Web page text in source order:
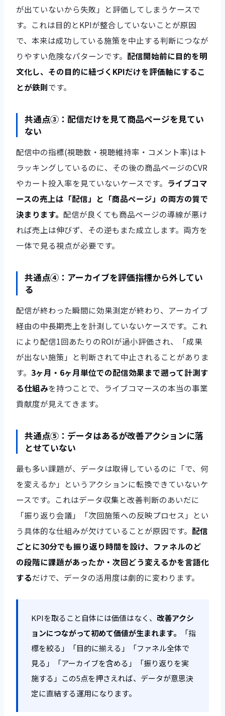
が出ていないから失敗」と評価してしまうケースで
す。これは目的とKPIが整合していないことが原因
で、本来は成功している施策を中止する判断につなが
りやすい危険なパターンです。 配信開始前に目的を明
文化し、その目的に紐づくKPIだけを評価軸にするこ
とが鉄則です。
共通点③：配信だけを見て商品ページを見てい
ない
配信中の指標(視聴数・視聴維持率・コメント率)はト
ラッキングしているのに、その後の商品ページのCVR
やカート投入率を見ていないケースです。 ライブコマ
ースの売上は「配信」と「商品ページ」の両方の質で
決まります。 配信が良くても商品ページの導線が悪け
れば売上は伸びず、その逆もまた成立します。両方を
一体で見る視点が必要です。
共通点④：アーカイブを評価指標から外してい
る
配信が終わった瞬間に効果測定が終わり、アーカイブ
経由の中長期売上を計測していないケースです。これ
により配信1回あたりのROIが過小評価され、「成果
が出ない施策」と判断されて中止されることがありま
す。 3ヶ月・6ヶ月単位での配信効果まで遡って計測す
る仕組みを持つことで、ライブコマースの本当の事業
貢献度が見えてきます。
共通点⑤：データはあるが改善アクションに落
とせていない
最も多い課題が、データは取得しているのに「で、何
を変えるか」というアクションに転換できていないケ
ースです。これはデータ収集と改善判断のあいだに
「振り返り会議」「次回施策への反映プロセス」とい
う具体的な仕組みが欠けていることが原因です。 配信
ごとに30分でも振り返り時間を設け、ファネルのど
の段階に課題があったか・次回どう変えるかを言語化
するだけで、データの活用度は劇的に変わります。
KPIを取ること自体には価値はなく、 改善アクシ
ョンにつながって初めて価値が生まれます。
「指
標を絞る」「目的に揃える」「ファネル全体で
見る」「アーカイブを含める」「振り返りを実
施する」――この5点を押さえれば、データが意思決
定に直結する運用になります。